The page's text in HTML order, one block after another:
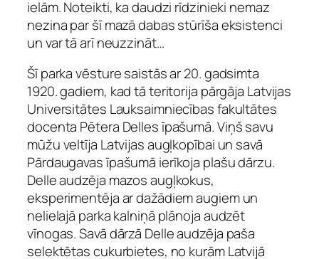
ielām. Noteikti, ka daudzi rīdzinieki nemaz
nezina par šī mazā dabas stūrīša eksistenci
un var tā arī neuzzināt…
Šī parka vēsture saistās ar 20. gadsimta
1920. gadiem, kad tā teritorija pārgāja Latvijas
Universitātes Lauksaimniecības fakultātes
docenta Pētera Delles īpašumā. Viņš savu
mūžu veltīja Latvijas augļkopībai un savā
Pārdaugavas īpašumā ierīkoja plašu dārzu.
Delle audzēja mazos augļkokus,
eksperimentēja ar dažādiem augiem un
nelielajā parka kalniņā plānoja audzēt
vīnogas. Savā dārzā Delle audzēja paša
selektētas cukurbietes, no kurām Latvijā